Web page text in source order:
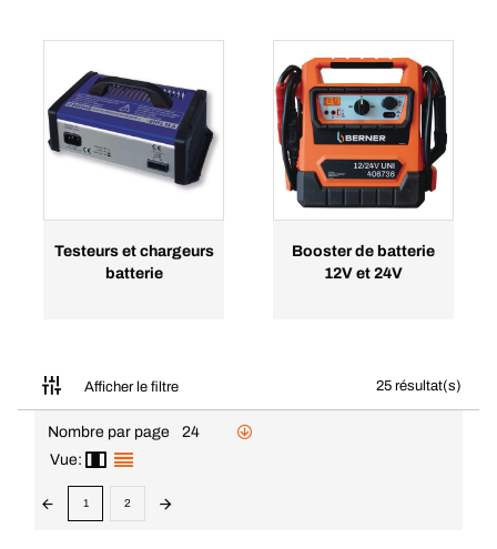
Testeurs et chargeurs
batterie
Booster de batterie
12V et 24V
Afficher le filtre 25 résultat(s)
Nombre par page
24
Vue:
1 2